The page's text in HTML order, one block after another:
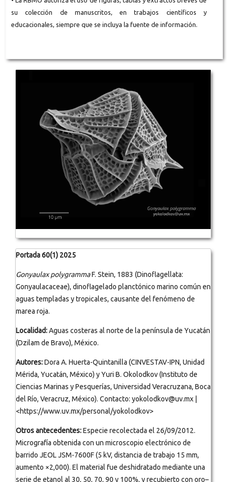
su colección de manuscritos, en trabajos científicos y
educacionales, siempre que se incluya la fuente de información.
Portada 60(1) 2025
Gonyaulax polygrammaF. Stein, 1883 (Dinoflagellata:
Gonyaulacaceae), dinoflagelado planctónico marino común en
aguas templadas y tropicales, causante del fenómeno de
marea roja.
Localidad:Aguas costeras al norte de la península de Yucatán
(Dzilam de Bravo), México.
Autores:Dora A. Huerta-Quintanilla (CINVESTAV-IPN, Unidad
Mérida, Yucatán, México) y Yuri B. Okolodkov (Instituto de
Ciencias Marinas y Pesquerías, Universidad Veracruzana, Boca
del Río, Veracruz, México). Contacto: yokolodkov@uv.mx |
<https://www.uv.mx/personal/yokolodkov>
Otros antecedentes:Especie recolectada el 26/09/2012.
Micrografía obtenida con un microscopio electrónico de
barrido JEOL JSM-7600F (5 kV, distancia de trabajo 15 mm,
aumento ×2,000). El material fue deshidratado mediante una
serie de etanol al 30, 50, 70, 90 y 100%, y recubierto con oro–